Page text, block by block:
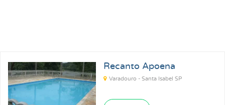
Pousadas em Florianópolis SC
Pousadas em Ilhabela SP
Pousadas em Praia Grande SP
Pousadas em Paraty RJ
Recanto Apoena
Varadouro - Santa Isabel SP